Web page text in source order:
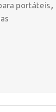
portáteis ,